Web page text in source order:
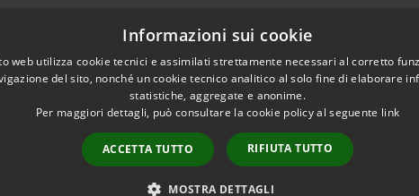
Albo pretorio
Copyright © 2026 •
Informazioni sui cookie
web utilizza cookie tecnici e assimilati strettamente necessari al corretto
del sito, nonché un cookie tecnico analitico al solo fine di elaborare
statistiche, aggregate e anonime.
Per maggiori dettagli, può consultare la cookie policy al seguente link
ACCETTA TUTTO RIFIUTA TUTTO
MOSTRA DETTAGLI